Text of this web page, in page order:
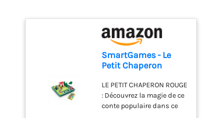
SmartGames - Le
Petit Chaperon
Réflexion - Livre de
Conte Illustré et
Livret de 48 Défis
LE PETIT CHAPERON ROUGE
: Découvrez la magie de ce
conte populaire dans ce